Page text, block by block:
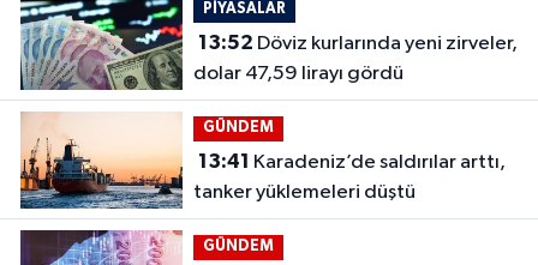
PİYASALAR
13:52
dolar 47,59 lirayı gördü
GÜNDEM
13:41
tanker yüklemeleri düştü
GÜNDEM